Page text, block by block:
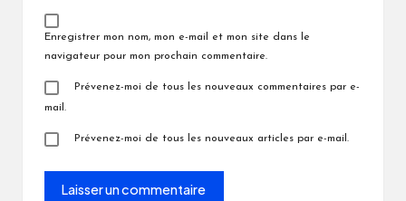
Enregistrer mon nom, mon e-mail et mon site dans le
navigateur pour mon prochain commentaire.
Prévenez-moi de tous les nouveaux commentaires par e-
mail.
Prévenez-moi de tous les nouveaux articles par e-mail.